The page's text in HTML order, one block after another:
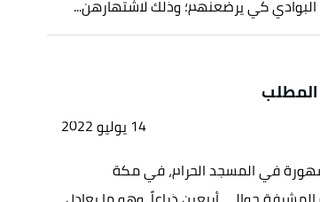
كي يرضعنهم؛ وذلك لاشتهارهن...
14 يوليو 2022
في المسجد الحرام، في مكة